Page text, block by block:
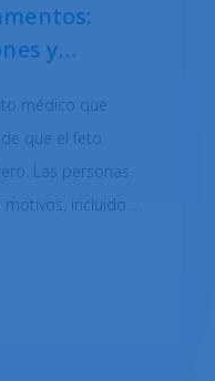
y
médico que
que el feto
Las personas
incluidos
métodos para
de